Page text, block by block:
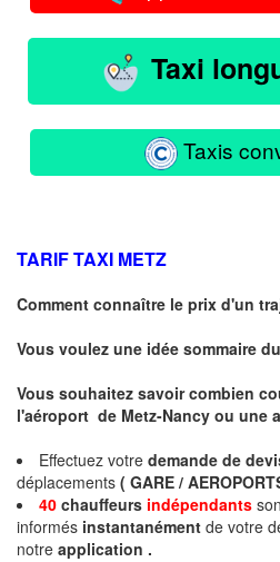
Taxi
Taxis
TARIF TAXI METZ
Comment connaître le prix d'un
Vous voulez une idée sommaire
Vous souhaitez savoir combien
l'aéroport de Metz-Nancy ou une
Effectuez votre demande de
déplacements ( GARE /
40 chauffeurs indépendants
informés instantanément de votre
notre application .